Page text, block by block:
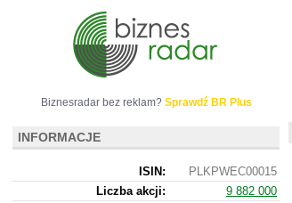
Biznesradar bez reklam? Sprawdź BR Plus
INFORMACJE
ISIN:
PLKPWEC00015
Liczba akcji:
9 882 000